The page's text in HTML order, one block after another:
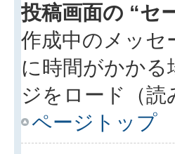
投稿画面の “セ
作成中のメッセ
に時間がかか
ジをロード（
ページトップ